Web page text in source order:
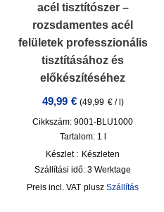
acél tisztítószer –
rozsdamentes acél
felületek professzionális
tisztításához és
előkészítéséhez
49,99 € (49,99 €/l)
Cikkszám: 9001-BLU1000
Tartalom: 1
Készlet : Készleten
Szállítási idő: 3 Werktage
incl. VAT plusz Szállítás